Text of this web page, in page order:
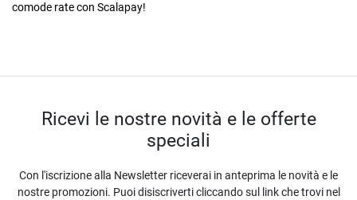
comode rate con Scalapay!
Ricevi le nostre novità e le offerte
speciali
Con l'iscrizione alla Newsletter riceverai in anteprima le novità e le
nostre promozioni. Puoi disiscriverti cliccando sul link che trovi nel